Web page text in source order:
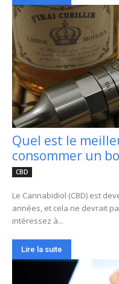
Quel est le
consommer un
CBD
Le Cannabidiol (CBD) est
années, et cela ne devrait
intéressez à...
Lire la suite